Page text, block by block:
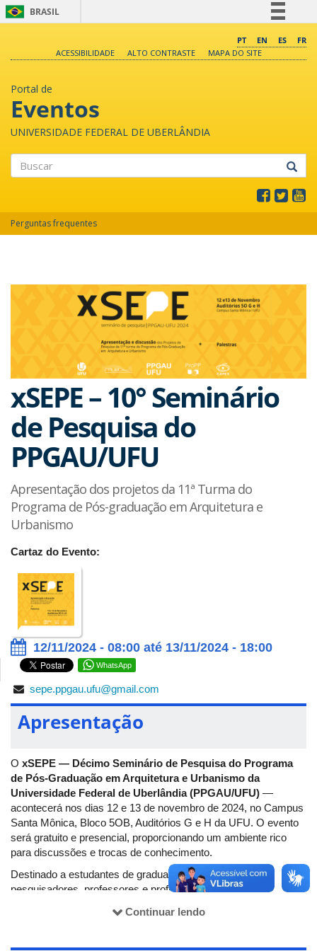
BRASIL
Comunica BR
PT EN ES
FR
ACESSIBILIDADE
ALTO CONTRASTE MAPA DO SITE
Portal de
Eventos
UNIVERSIDADE FEDERAL DE UBERLÂNDIA
Perguntas frequentes
xSEPE – 10° Seminário
de Pesquisa do
PPGAU/UFU
Apresentação dos projetos da 11ª Turma do
Programa de Pós-graduação em Arquitetura e
Urbanismo
Cartaz do Evento:
12/11/2024 - 08:00 até 13/11/2024 - 18:00
WhatsApp
sepe.ppgau.ufu@gmail.com
Apresentação
O xSEPE — Décimo Seminário de Pesquisa do Programa
de Pós-Graduação em Arquitetura e Urbanismo da
Universidade Federal de Uberlândia (PPGAU/UFU) —
acontecerá nos dias 12 e 13 de novembro de 2024, no Campus
Santa Mônica, Bloco 5OB, Auditórios G e H da UFU. O evento
será gratuito e presencial, proporcionando um ambiente rico
para discussões e trocas de conhecimento.
Destinado a estudantes de graduação e pós-graduação,
pesquisadores, professores e profissionais das áreas de
Artes Visuais, o seminário se configura como um espaço
Continuar lendo